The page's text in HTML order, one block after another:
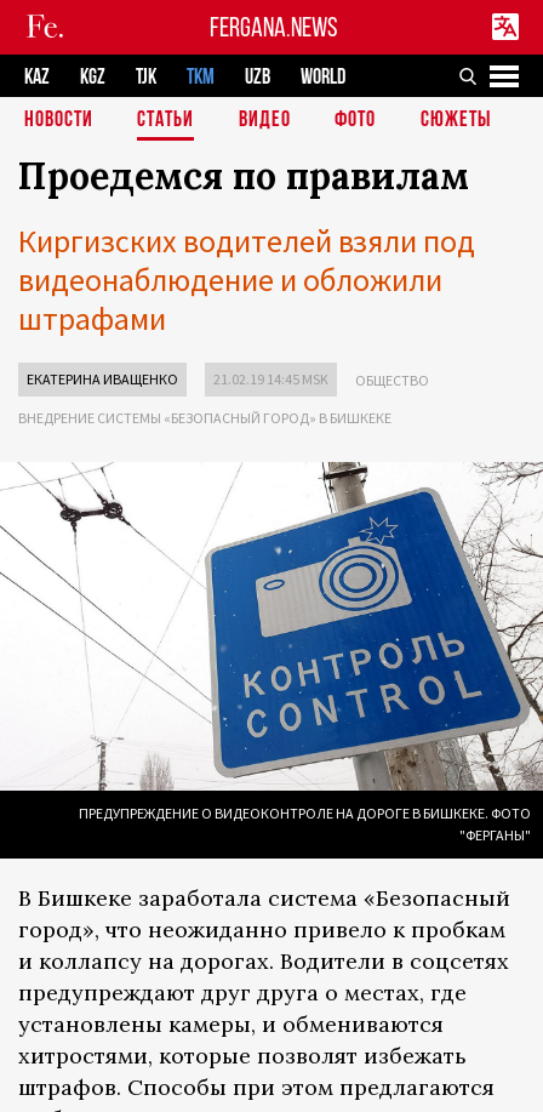
FERGANA.NEWS
KAZ KGZ TJK TKM UZB
WORLD
НОВОСТИ
СТАТЬИ ВИДЕО ФОТО СЮЖЕТЫ
Проедемся по правилам
Киргизских водителей взяли под
видеонаблюдение и обложили
штрафами
ЕКАТЕРИНА ИВАЩЕНКО 21.02.19 14:45 MSK ОБЩЕСТВО
ВНЕДРЕНИЕ СИСТЕМЫ «БЕЗОПАСНЫЙ ГОРОД» В БИШКЕКЕ
ПРЕДУПРЕЖДЕНИЕ О ВИДЕОКОНТРОЛЕ НА ДОРОГЕ В БИШКЕКЕ. ФОТО
"ФЕРГАНЫ"
В Бишкеке заработала система «Безопасный
город», что неожиданно привело к пробкам
и коллапсу на дорогах. Водители в соцсетях
предупреждают друг друга о местах, где
установлены камеры, и обмениваются
хитростями, которые позволят избежать
штрафов. Способы при этом предлагаются